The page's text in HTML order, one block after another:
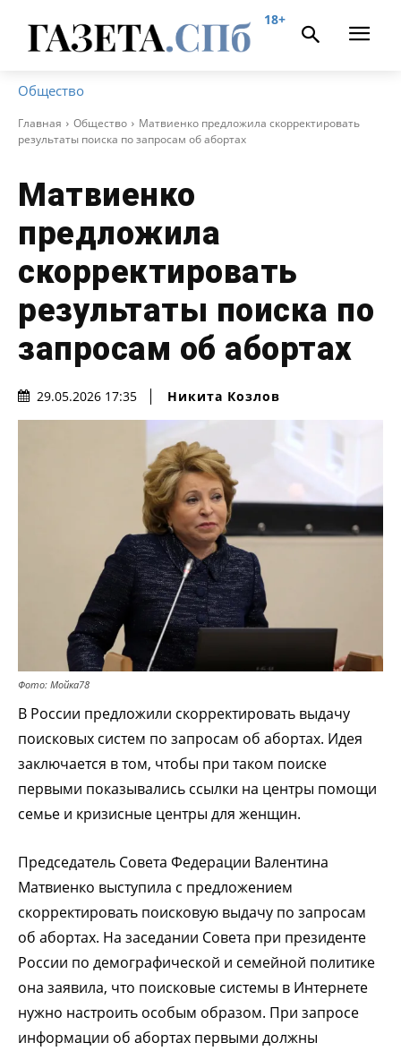
18+
Общество
Главная Общество
Матвиенко предложила скорректировать
результаты поиска по запросам об абортах
Матвиенко
предложила
скорректировать
результаты поиска по
запросам об абортах
29.05.2026 17:35 Никита Козлов
Фото: Мойка78
В России предложили скорректировать выдачу
поисковых систем по запросам об абортах. Идея
заключается в том, чтобы при таком поиске
первыми показывались ссылки на центры помощи
семье и кризисные центры для женщин.
Председатель Совета Федерации Валентина
Матвиенко выступила с предложением
скорректировать поисковую выдачу по запросам
об абортах. На заседании Совета при президенте
России по демографической и семейной политике
она заявила, что поисковые системы в Интернете
нужно настроить особым образом. При запросе
информации об абортах первыми должны